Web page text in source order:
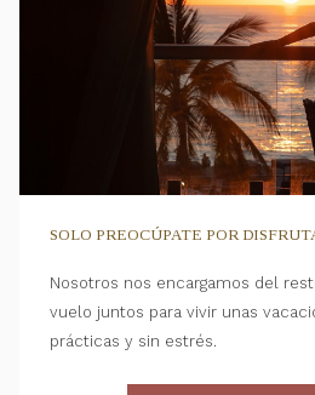
SOLO PREOCÚPATE POR
Nosotros nos encargamos del
vuelo juntos para vivir unas
prácticas y sin estrés.